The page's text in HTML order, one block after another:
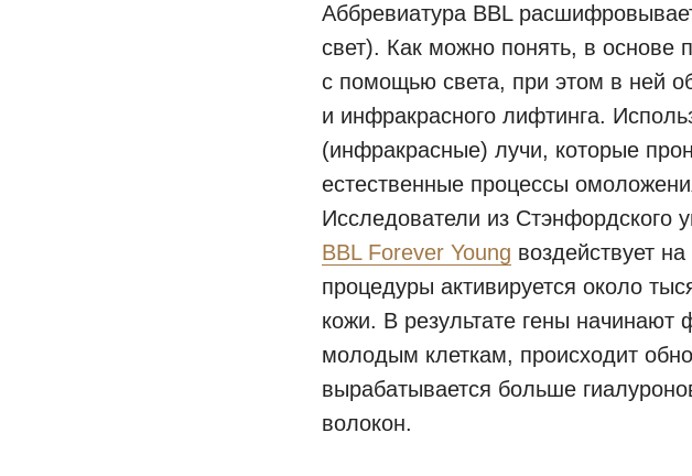
Аббревиатура BBL
свет). Как можно понять, в
с помощью света, при этом в ней
и инфракрасного лифтинга.
(инфракрасные) лучи, которые
естественные процессы
Исследователи из Стэнфордского
BBL Forever Young воздействует
процедуры активируется около
кожи. В результате гены начинают
молодым клеткам, происходит
вырабатывается больше
волокон.